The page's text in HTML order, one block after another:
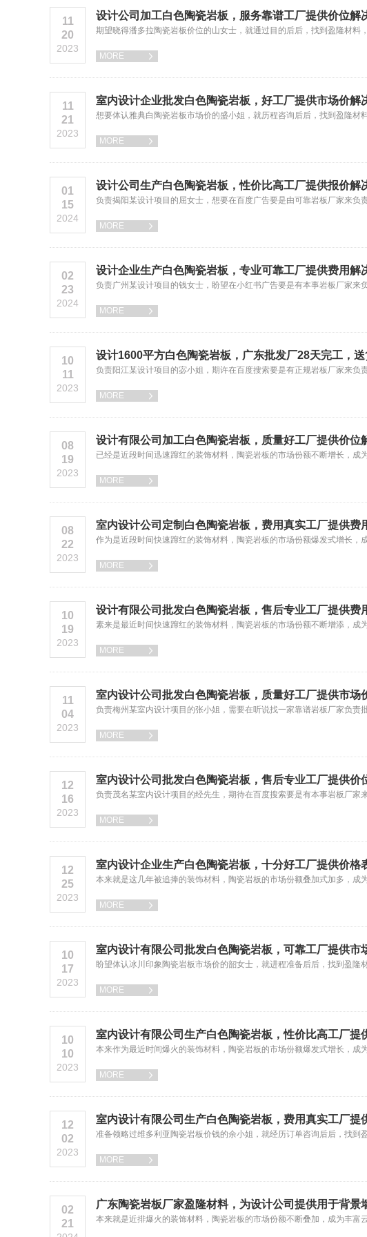
11
20
2023
设计公司加工白色陶瓷岩板，服务靠谱工厂提供价位解
期望晓得潘多拉陶瓷岩板价位的山女士，就通过目的后后，找到盈隆材料
MORE 
11
21
2023
室内设计企业批发白色陶瓷岩板，好工厂提供市场价解
想要体认雅典白陶瓷岩板市场价的盛小姐，就历程咨询后后，找到盈隆材
MORE 
01
15
2024
设计公司生产白色陶瓷岩板，性价比高工厂提供报价解
负责揭阳某设计项目的屈女士，想要在百度广告要是由可靠岩板厂家来负
MORE 
02
23
2024
设计企业生产白色陶瓷岩板，专业可靠工厂提供费用解
负责广州某设计项目的钱女士，盼望在小红书广告要是有本事岩板厂家来
MORE 
10
11
2023
设计1600平方白色陶瓷岩板，广东批发厂28天完工，送
负责阳江某设计项目的宓小姐，期许在百度搜索要是有正规岩板厂家来负
MORE 
08
19
2023
设计有限公司加工白色陶瓷岩板，质量好工厂提供价位
已经是近段时间迅速蹿红的装饰材料，陶瓷岩板的市场份额不断增长，
MORE 
08
22
2023
室内设计公司定制白色陶瓷岩板，费用真实工厂提供费
作为是近段时间快速蹿红的装饰材料，陶瓷岩板的市场份额爆发式增长
MORE 
10
19
2023
设计有限公司批发白色陶瓷岩板，售后专业工厂提供费
素来是最近时间快速蹿红的装饰材料，陶瓷岩板的市场份额不断增添，
MORE 
11
04
2023
室内设计公司批发白色陶瓷岩板，质量好工厂提供市场
负责梅州某室内设计项目的张小姐，需要在听说找一家靠谱岩板厂家负责
MORE 
12
16
2023
室内设计公司批发白色陶瓷岩板，售后专业工厂提供价
负责茂名某室内设计项目的经先生，期待在百度搜索要是有本事岩板厂家
MORE 
12
25
2023
室内设计企业生产白色陶瓷岩板，十分好工厂提供价格
本来就是这几年被追捧的装饰材料，陶瓷岩板的市场份额叠加式加多，
MORE 
10
17
2023
室内设计有限公司批发白色陶瓷岩板，可靠工厂提供市
盼望体认冰川印象陶瓷岩板市场价的韶女士，就进程准备后后，找到盈隆
MORE 
10
10
2023
室内设计有限公司生产白色陶瓷岩板，性价比高工厂提
本来作为最近时间爆火的装饰材料，陶瓷岩板的市场份额爆发式增长，
MORE 
12
02
2023
室内设计有限公司生产白色陶瓷岩板，费用真实工厂提
准备领略过维多利亚陶瓷岩板价钱的余小姐，就经历订单咨询后后，找到
MORE 
02
21
广东陶瓷岩板厂家盈隆材料，为设计公司提供用于背景
本来就是近排爆火的装饰材料，陶瓷岩板的市场份额不断叠加，成为丰